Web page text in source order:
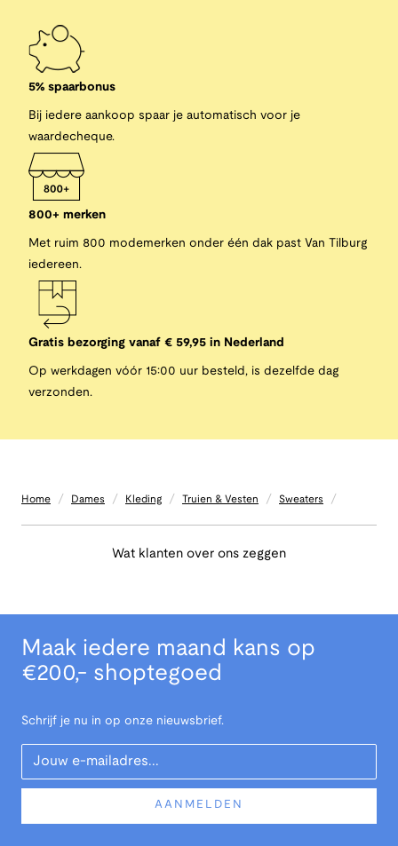
5% spaarbonus
Bij iedere aankoop spaar je automatisch voor je
waardecheque.
800+ merken
Met ruim 800 modemerken onder één dak past Van Tilburg
iedereen.
Gratis bezorging vanaf € 59,95 in Nederland
Op werkdagen vóór 15:00 uur besteld, is dezelfde dag
verzonden.
Home / Dames / Kleding / Truien & Vesten / Sweaters /
Wat klanten over ons zeggen
Maak iedere maand kans op
€200,- shoptegoed
Schrijf je nu in op onze nieuwsbrief.
Your Email
AANMELDEN